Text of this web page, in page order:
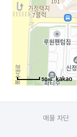
초반대 매출까지는 1
운영 가능하여 인건비
고정비 부담이 적습니다.
상가 보증금 3,000만
관리비8만원, 수도세
하는 곳과 비교했을때
50m
매물 차단